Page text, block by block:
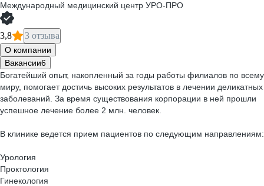
Международный медицинский центр УРО-ПРО
3,8 3 отзыва
О компании
Вакансии6
Богатейший опыт, накопленный за годы работы филиалов по всему
миру, помогает достичь высоких результатов в лечении деликатных
заболеваний. За время существования корпорации в ней прошли
успешное лечение более 2 млн. человек.
В клинике ведется прием пациентов по следующим направлениям:
Урология
Проктология
Гинекология